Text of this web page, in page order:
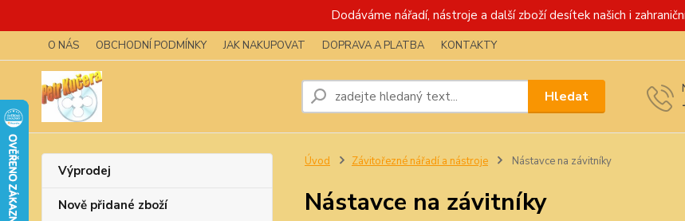
Dodáváme nářadí, nástroje a další zboží desítek našich i
O NÁS OBCHODNÍ PODMÍNKY JAK NAKUPOVAT DOPRAVA A PLATBA KONTAKTY
Hledat
Výprodej
Nově přidané zboží
Úvod Závitořezné nářadí a nástroje Nástavce na závitníky
Nástavce na závitníky